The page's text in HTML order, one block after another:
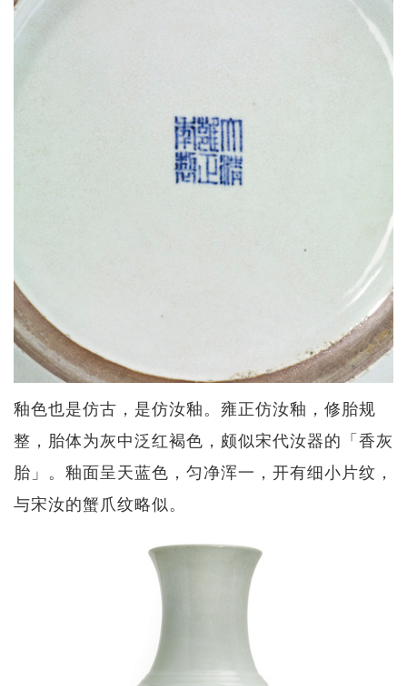
釉色也是仿古，是仿汝釉。雍正仿汝釉，修胎规
整，胎体为灰中泛红褐色，颇似宋代汝器的「香灰
胎」。釉面呈天蓝色，匀净浑一，开有细小片纹，
与宋汝的蟹爪纹略似。